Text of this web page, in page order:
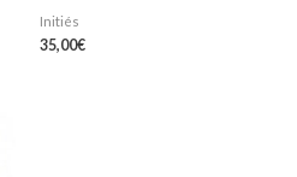
Initiés
35,00€